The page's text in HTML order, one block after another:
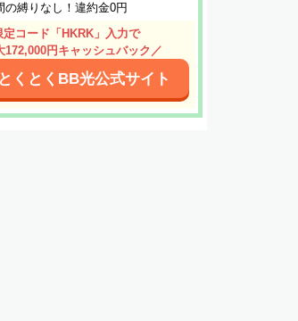
の縛りなし！違約金0円
定コード「HKRK」入力で
172,000円キャッシュバック／
くとくBB光公式サイト